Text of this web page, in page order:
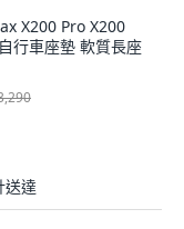
X200 Pro X200
行車座墊 軟質長座
送達